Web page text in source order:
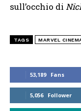
53,189 Fans
5,056 Follower
sull’occhio di
TAGS MARVEL